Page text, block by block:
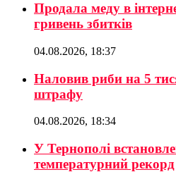
Продала меду в
гривень збитків
04.08.2026, 18:37
Наловив риби на 5
штрафу
04.08.2026, 18:34
У Тернополі
температурний рекорд